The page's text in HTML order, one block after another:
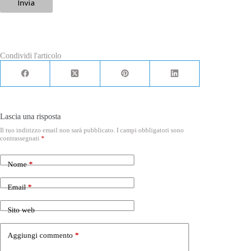
p
Invia
Condividi l'articolo
Lascia una risposta
Il tuo indirizzo email non sarà pubblicato. I campi obbligatori sono
contrassegnati *
Nome*
Email*
Sito web
Aggiungi commento *